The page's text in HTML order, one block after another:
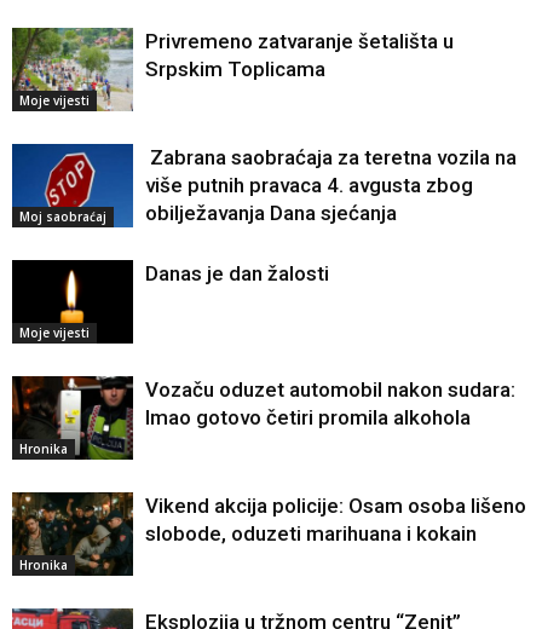
Moje vijesti
Privremeno zatvaranje šetališta u
Srpskim Toplicama
Moj saobraćaj
Zabrana saobraćaja za teretna vozila na
više putnih pravaca 4. avgusta zbog
obilježavanja Dana sjećanja
Moje vijesti
Danas je dan žalosti
Hronika
Vozaču oduzet automobil nakon sudara:
Imao gotovo četiri promila alkohola
Hronika
Vikend akcija policije: Osam osoba lišeno
slobode, oduzeti marihuana i kokain
Eksplozija u tržnom centru “Zenit”